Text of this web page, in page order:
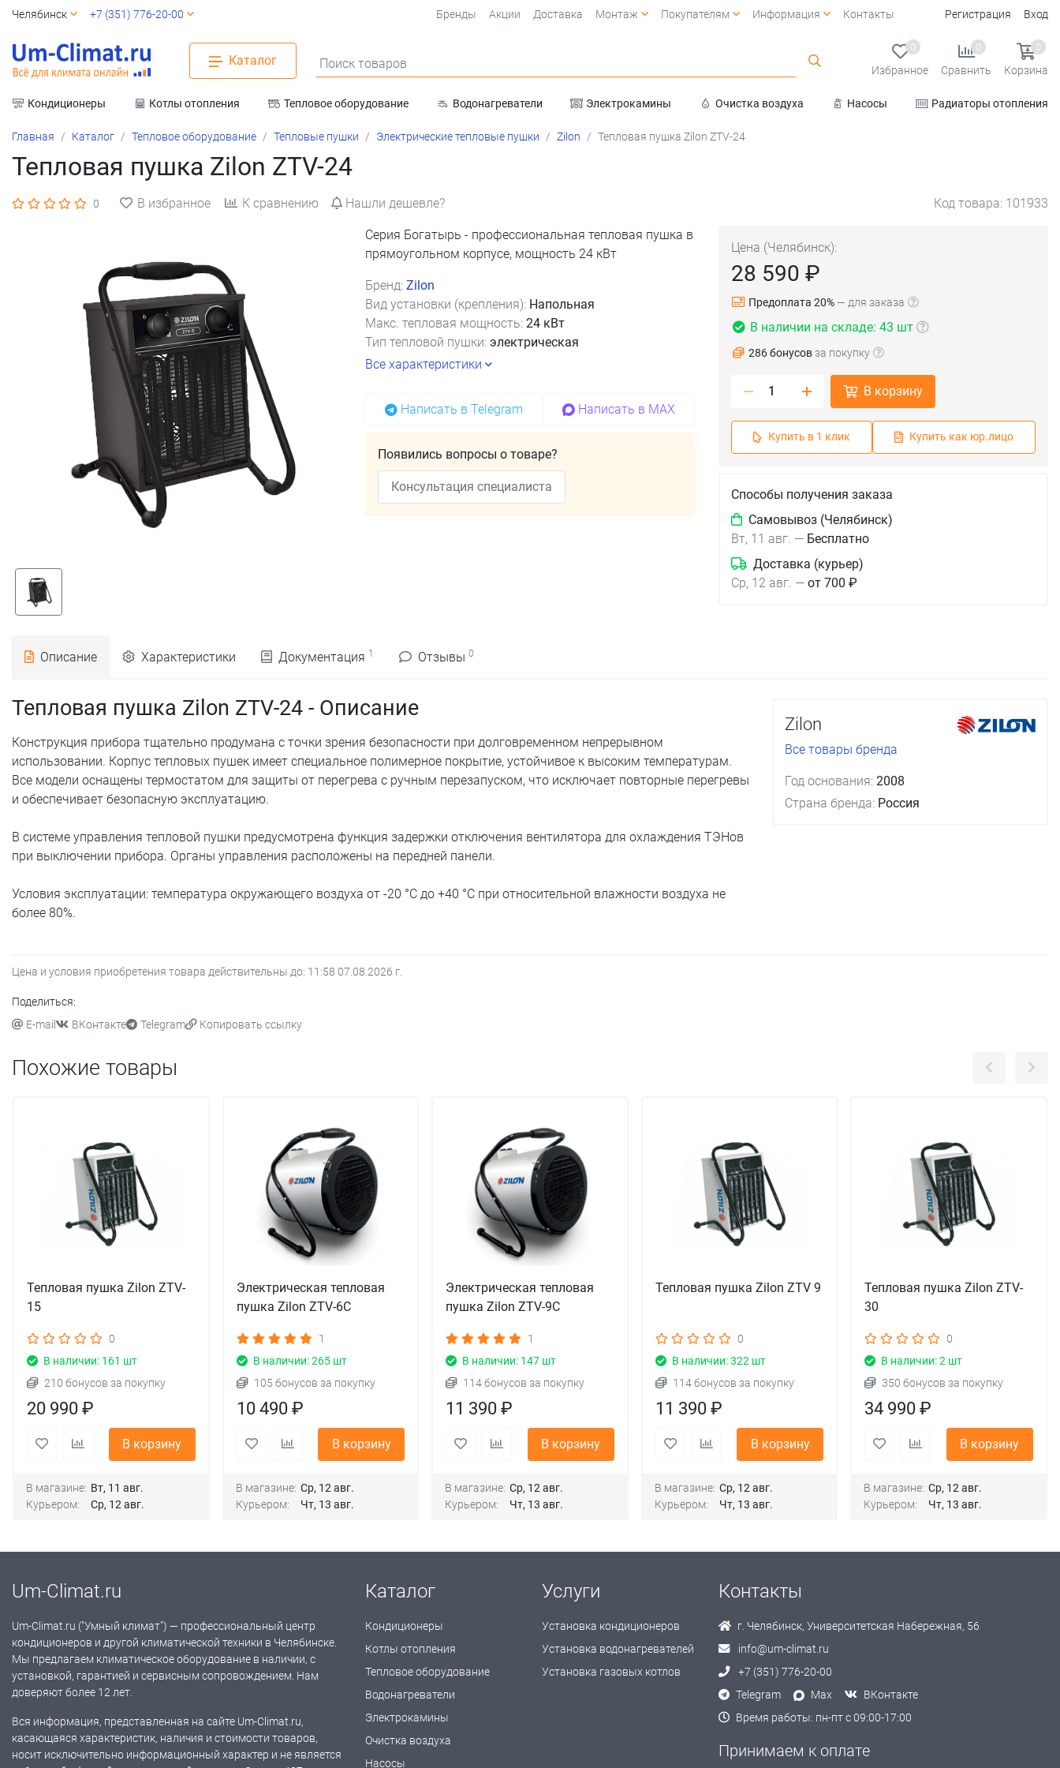
Кондиционеры Котлы отопления Тепловое оборудование Водонагреватели Электрокамины Очистка воздуха Насосы
Радиаторы отопления
Каталог Поиск товаров
0
Избранное
0
Сравнить
0
Корзина
Челябинск +7 (351) 776-20-00 Бренды Акции Доставка Монтаж Покупателям Информация Контакты Регистрация Вход
Главная Каталог Тепловое оборудование Тепловые пушки Электрические тепловые пушки Zilon Тепловая пушка Zilon ZTV-24
Тепловая пушка Zilon ZTV-24
0 Код товара: 101933
В избранное К сравнению Нашли дешевле?
Цена (Челябинск):
28 590 ₽
Предоплата 20% — для заказа
В наличии на складе: 43 шт
286 бонусов за покупку
В корзину
Купить в 1 клик Купить как юр.лицо
Способы получения заказа
Самовывоз (Челябинск)
Вт, 11 авг. — Бесплатно
Доставка (курьер)
Ср, 12 авг. — от 700 ₽
Серия Богатырь - профессиональная тепловая пушка в
прямоугольном корпусе, мощность 24 кВт
Бренд: Zilon
Вид установки (крепления): Напольная
Макс. тепловая мощность: 24 кВт
Тип тепловой пушки: электрическая
Все характеристики
Написать в Telegram Написать в MAX
Появились вопросы о товаре?
Консультация специалиста
Описание Характеристики Документация 1 Отзывы 0
Тепловая пушка Zilon ZTV-24 - Описание
Конструкция прибора тщательно продумана с точки зрения безопасности при долговременном непрерывном
использовании. Корпус тепловых пушек имеет специальное полимерное покрытие, устойчивое к высоким температурам.
Все модели оснащены термостатом для защиты от перегрева с ручным перезапуском, что исключает повторные перегревы
и обеспечивает безопасную эксплуатацию.
В системе управления тепловой пушки предусмотрена функция задержки отключения вентилятора для охлаждения ТЭНов
при выключении прибора. Органы управления расположены на передней панели.
Условия эксплуатации: температура окружающего воздуха от -20 °С до +40 °С при относительной влажности воздуха не
более 80%.
Zilon
Все товары бренда
Год основания: 2008
Страна бренда: Россия
Цена и условия приобретения товара действительны до: 11:58 07.08.2026 г.
Поделиться:
E-mail
ВКонтакте Telegram Копировать ссылку
Похожие товары
Тепловая пушка Zilon ZTV-
15
0
В наличии: 161 шт
210 бонусов за покупку
20 990 ₽
В корзину
В магазине: Вт, 11 авг.
Курьером:
Ср, 12 авг.
Электрическая тепловая
пушка Zilon ZTV-6C
1
В наличии: 265 шт
105 бонусов за покупку
10 490 ₽
В корзину
В магазине: Ср, 12 авг.
Курьером:
Чт, 13 авг.
Электрическая тепловая
пушка Zilon ZTV-9C
1
В наличии: 147 шт
114 бонусов за покупку
11 390 ₽
В корзину
В магазине: Ср, 12 авг.
Курьером:
Чт, 13 авг.
Тепловая пушка Zilon ZTV 9
0
В наличии: 322 шт
114 бонусов за покупку
11 390 ₽
В корзину
В магазине: Ср, 12 авг.
Курьером:
Чт, 13 авг.
Тепловая пушка Zilon ZTV-
30
0
В наличии: 2 шт
350 бонусов за покупку
34 990 ₽
В корзину
В магазине: Ср, 12 авг.
Курьером:
Чт, 13 авг.
Um-Climat.ru
Um-Climat.ru ("Умный климат") — профессиональный центр
кондиционеров и другой климатической техники в Челябинске.
Мы предлагаем климатическое оборудование в наличии, с
установкой, гарантией и сервисным сопровождением. Нам
доверяют более 12 лет.
Вся информация, представленная на сайте Um-Climat.ru,
касающаяся характеристик, наличия и стоимости товаров,
носит исключительно информационный характер и не является
Каталог
Кондиционеры
Котлы отопления
Тепловое оборудование
Водонагреватели
Электрокамины
Очистка воздуха
Насосы
Услуги
Установка кондиционеров
Установка водонагревателей
Установка газовых котлов
Контакты
г. Челябинск, Университетская Набережная, 56
info@um-climat.ru
+7 (351) 776-20-00
Telegram
Max
ВКонтакте
Время работы: пн-пт с 09:00-17:00
Принимаем к оплате